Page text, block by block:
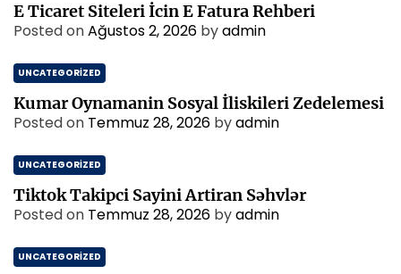
E Ticaret Siteleri İcin E Fatura Rehberi
Posted onAğustos 2, 2026 byadmin
UNCATEGORIZED
Kumar Oynamanin Sosyal İliskileri Zedelemesi
Posted on Temmuz 28, 2026 byadmin
UNCATEGORIZED
Tiktok Takipci Sayini Artiran Səhvlər
Posted on Temmuz 28, 2026 byadmin
UNCATEGORIZED